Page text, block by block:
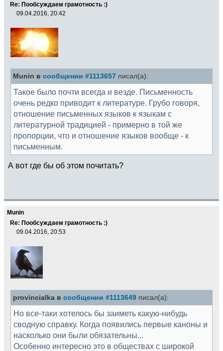
Re: Пообсуждаем грамотность :)
09.04.2016, 20:42
Munin в сообщении #1113657 писал(а):
Такое было почти всегда и везде. Письменность
очень редко приводит к литературе. Грубо говоря,
отношение письменных языков к языкам с
литературной традицией - примерно в той же
пропорции, что и отношение языков вообще - к
письменным.
А вот где бы об этом почитать?
Munin
Re: Пообсуждаем грамотность :)
09.04.2016, 20:53
provincialka в сообщении #1113649 писал(а):
Но все-таки хотелось бы заиметь какую-нибудь
сводную справку. Когда появились первые каноны и
насколько они были обязательны...
Особенно интересно это в обществах с широкой